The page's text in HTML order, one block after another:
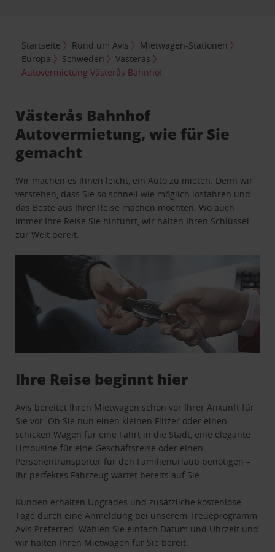
Startseite Rund um Avis
Mietwagen-Stationen
Europa
Schweden
Vasteras
Autovermietung Västerås Bahnhof
Västerås Bahnhof
Autovermietung, wie für Sie
gemacht
Wir machen es Ihnen leicht, ein Auto zu mieten. Denn wir
verstehen, dass Sie so schnell wie möglich losfahren und
das Beste aus Ihrer Reise machen möchten. Wo auch
immer Ihre Reise Sie hinführt, wir halten Ihren Schlüssel
zur Welt bereit.
Ihre Reise beginnt hier
Avis bereitet Ihren Mietwagen schon vor Ihrer Ankunft für
Sie vor. Ob Sie nun einen kleinen Flitzer oder einen
schicken Wagen für eine Fahrt in die Stadt, eine elegante
Limousine für eine Geschäftsreise oder einen
Personentransporter für den Familienurlaub benötigen –
Ihr perfektes Fahrzeug wartet bereits auf Sie.
Kunden erhalten Upgrades und zusätzliche kostenlose
Tage durch eine Anmeldung bei unserem Treueprogramm
Avis Preferred . Wählen Sie einfach Datum und Uhrzeit und
wir halten Ihren Mietwagen für Sie bereit.